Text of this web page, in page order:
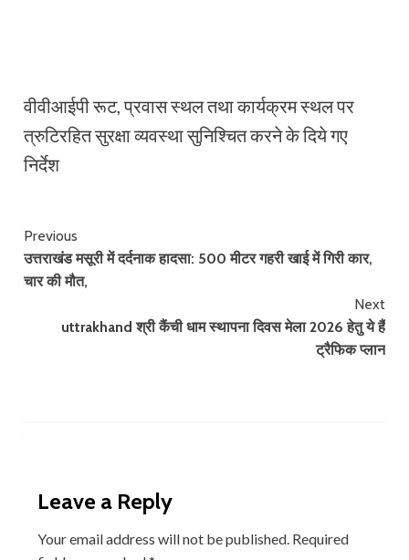
वीवीआईपी रूट, प्रवास स्थल तथा कार्यक्रम स्थल पर
त्रुटिरहित सुरक्षा व्यवस्था सुनिश्चित करने के दिये गए
निर्देश
Continue
Reading
Previous
उत्तराखंड मसूरी में दर्दनाक हादसा: 500 मीटर गहरी खाई में गिरी कार,
चार की मौत,
Next
uttrakhand श्री कैंची धाम स्थापना दिवस मेला 2026 हेतु ये हैं
ट्रैफिक प्लान
Leave a Reply
Your email address will not be published. Required